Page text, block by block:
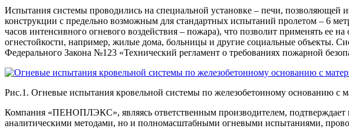
Испытания системы проводились на специальной установке – печи, позволяющей
конструкции с предельно возможным для стандартных испытаний пролетом – 6
часов интенсивного огневого воздействия – пожара), что позволит применять
огнестойкости, например, жилые дома, больницы и другие социальные объекты.
Федерального Закона №123 «Технический регламент о требованиях пожарной
Рис.1. Огневые испытания кровельной системы по железобетонному основанию
Компания «ПЕНОПЛЭКС», являясь ответственным производителем, подтверждает
аналитическими методами, но и полномасштабными огневыми испытаниями,